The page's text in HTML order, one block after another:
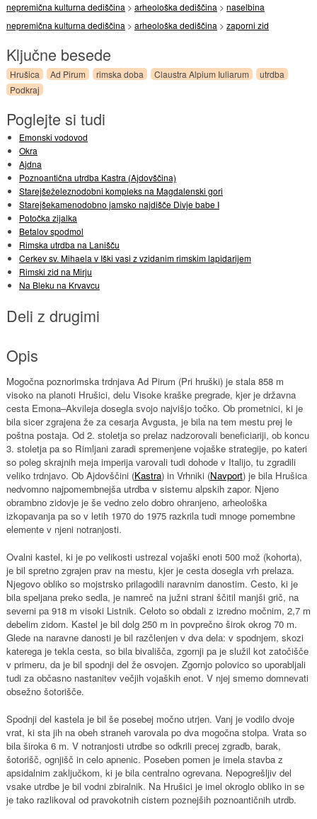
nepremična kulturna dediščina > arheološka dediščina > naselbina
nepremična kulturna dediščina > arheološka dediščina > zaporni zid
Ključne besede
Hrušica Ad Pirum rimska doba Claustra Alpium Iuliarum
utrdba
Podkraj
Poglejte si tudi
Emonski vodovod
Okra
Ajdna
Poznoantična utrdba Kastra (Ajdovščina)
Starejšeželeznodobni kompleks na Magdalenski gori
Starejšekamenodobno jamsko najdišče Divje babe I
Potočka zijalka
Betalov spodmol
Rimska utrdba na Lanišču
Cerkev sv. Mihaela v Iški vasi z vzidanim rimskim lapidarijem
Rimski zid na Mirju
Na Bleku na Krvavcu
Deli z drugimi
Opis
Mogočna poznorimska trdnjava Ad Pirum (Pri hruški) je stala 858 m
visoko na planoti Hrušici, delu Visoke kraške pregrade, kjer je državna
cesta Emona–Akvileja dosegla svojo najvišjo točko. Ob prometnici, ki je
bila sicer zgrajena že za cesarja Avgusta, je bila na tem mestu prej le
poštna postaja. Od 2. stoletja so prelaz nadzorovali beneficiariji, ob koncu
3. stoletja pa so Rimljani zaradi spremenjene vojaške strategije, po kateri
so poleg skrajnih meja imperija varovali tudi dohode v Italijo, tu zgradili
veliko trdnjavo. Ob Ajdovščini (Kastra) in Vrhniki (Navport) je bila Hrušica
nedvomno najpomembnejša utrdba v sistemu alpskih zapor. Njeno
obrambno zidovje je še vedno zelo dobro ohranjeno, arheološka
izkopavanja pa so v letih 1970 do 1975 razkrila tudi mnoge pomembne
elemente v njeni notranjosti.
Ovalni kastel, ki je po velikosti ustrezal vojaški enoti 500 mož (kohorta),
je bil spretno zgrajen prav na mestu, kjer je cesta dosegla vrh prelaza.
Njegovo obliko so mojstrsko prilagodili naravnim danostim. Cesto, ki je
bila speljana preko sedla, je namreč na južni strani ščitil manjši grič, na
severni pa 918 m visoki Listnik. Celoto so obdali z izredno močnim, 2,7 m
debelim zidom. Kastel je bil dolg 250 m in povprečno širok okrog 70 m.
Glede na naravne danosti je bil razčlenjen v dva dela: v spodnjem, skozi
katerega je tekla cesta, so bila bivališča, zgornji pa je služil kot zatočišče
v primeru, da je bil spodnji del že osvojen. Zgornjo polovico so uporabljali
tudi za občasno nastanitev večjih vojaških enot. V njej smemo domnevati
obsežno šotorišče.
Spodnji del kastela je bil še posebej močno utrjen. Vanj je vodilo dvoje
vrat, ki sta jih na obeh straneh varovala po dva mogočna stolpa. Vrata so
bila široka 6 m. V notranjosti utrdbe so odkrili precej zgradb, barak,
šotorišč, ognjišč in celo apnenic. Poseben pomen je imela stavba z
apsidalnim zaključkom, ki je bila centralno ogrevana. Nepogrešljiv del
vsake utrdbe je bil vodni zbiralnik. Na Hrušici je imel okroglo obliko in se
je tako razlikoval od pravokotnih cistern poznejših poznoantičnih utrdb.